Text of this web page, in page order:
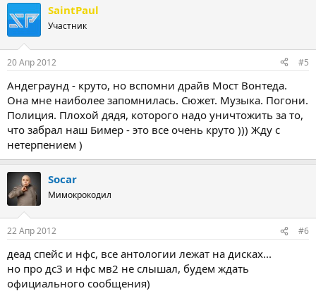
к
ц
и
SaintPaul
Участник
20 Апр 2012 #5
Андеграунд - круто, но вспомни драйв Мост Вонтеда.
Она мне наиболее запомнилась. Сюжет. Музыка. Погони.
Полиция. Плохой дядя, которого надо уничтожить за то,
что забрал наш Бимер - это все очень круто ))) Жду с
нетерпением )
Socar
Мимокрокодил
22 Апр 2012 #6
деад спейс и нфс, все антологии лежат на дисках...
но про дс3 и нфс мв2 не слышал, будем ждать
официального сообщения)